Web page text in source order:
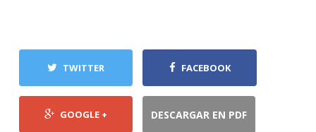
TWITTER FACEBOOK
GOOGLE + DESCARGAR EN PDF